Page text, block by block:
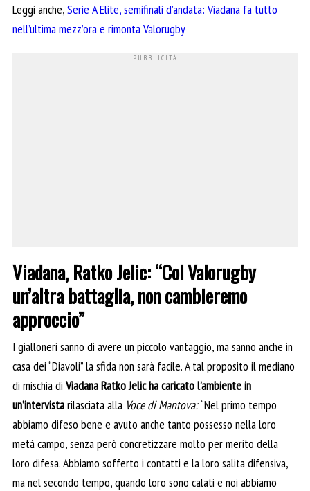
Leggi anche,Serie A Elite, semifinali d’andata: Viadana fa tutto
nell’ultima mezz’ora e rimonta Valorugby
Viadana, Ratko Jelic: “Col Valorugby
un’altra battaglia, non cambieremo
approccio”
I gialloneri sanno di avere un piccolo vantaggio, ma sanno anche in
casa dei “Diavoli” la sfida non sarà facile. A tal proposito il mediano
di mischia di Viadana Ratko Jelic ha caricato l’ambiente in
un’intervistarilasciata alla Voce di Mantova:“Nel primo tempo
abbiamo difeso bene e avuto anche tanto possesso nella loro
metà campo, senza però concretizzare molto per merito della
loro difesa. Abbiamo sofferto i contatti e la loro salita difensiva,
ma nel secondo tempo, quando loro sono calati e noi abbiamo